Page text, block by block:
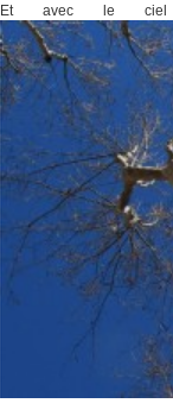
Et avec le ciel